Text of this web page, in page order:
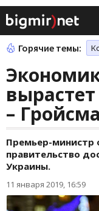
Горячие темы:
–
Премьер-министр
правительство
Украины.
11 января 2019, 16:59